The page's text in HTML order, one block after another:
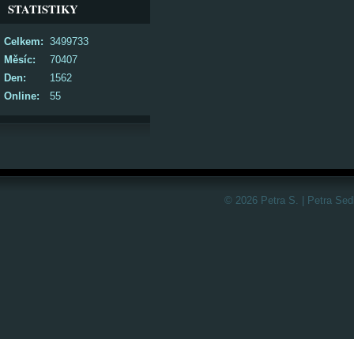
STATISTIKY
Online: 55
Celkem: 3499733
Měsíc:
70407
Den:
1562
© 2026 Petra S. | Petra